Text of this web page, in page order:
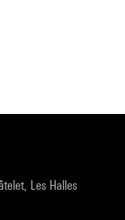
Les Halles